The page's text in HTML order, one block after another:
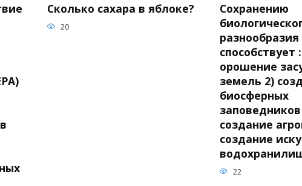
Сколько сахара в яблоке?
20
Сохранению
способствует
орошение
земель 2)
биосферных
создание
создание
22